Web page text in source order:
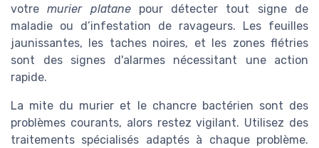
votremurier platanepour détecter tout signe de
maladie ou d’infestation de ravageurs. Les feuilles
jaunissantes, les taches noires, et les zones flétries
sont des signes d'alarmes nécessitant une action
rapide.
La mite du murier et le chancre bactérien sont des
problèmes courants, alors restez vigilant. Utilisez des
traitements spécialisés adaptés à chaque problème.